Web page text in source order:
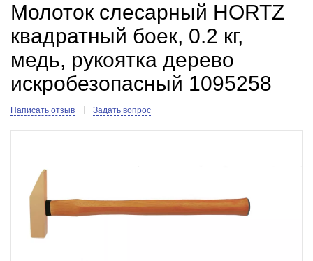
Молоток слесарный HORTZ
квадратный боек, 0.2 кг,
медь, рукоятка дерево
искробезопасный 1095258
Написать отзыв Задать вопрос